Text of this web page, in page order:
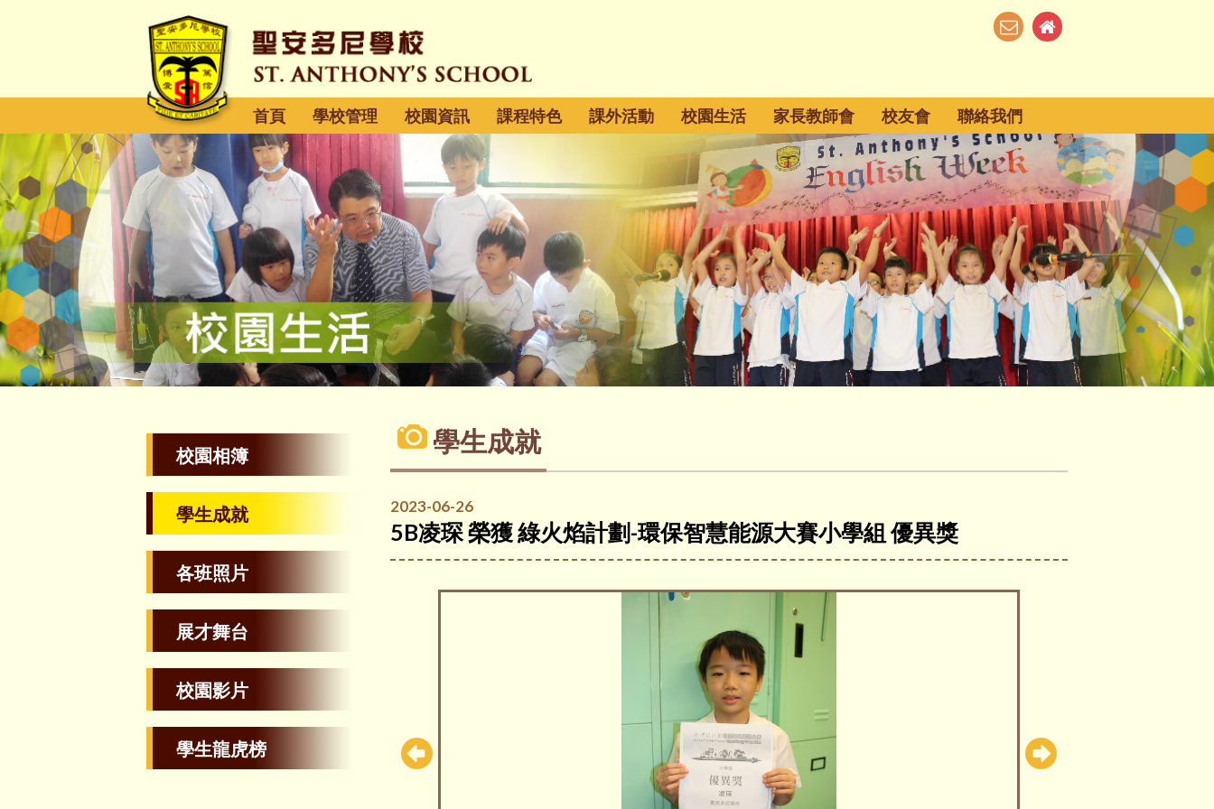
首頁 學校管理 校園資訊 課程特色 課外活動 校園生活 家長教師會 校友會 聯絡我們
校園相簿
學生成就
各班照片
展才舞台
校園影片
學生龍虎榜
學生成就
2023-06-26
5B凌琛 榮獲 綠火焰計劃-環保智慧能源大賽小學組 優異獎